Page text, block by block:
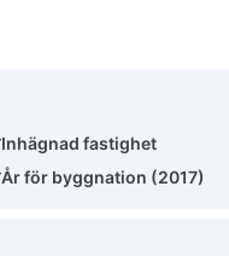
Inhägnad fastighet
År för byggnation (2017)